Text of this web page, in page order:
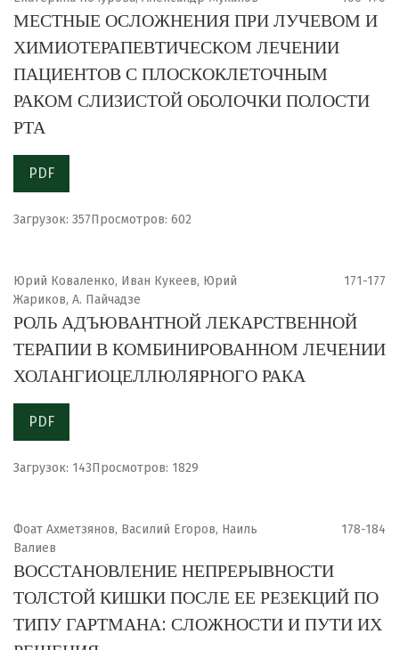
МЕСТНЫЕ ОСЛОЖНЕНИЯ ПРИ ЛУЧЕВОМ И
ХИМИОТЕРАПЕВТИЧЕСКОМ ЛЕЧЕНИИ
ПАЦИЕНТОВ С ПЛОСКОКЛЕТОЧНЫМ
РАКОМ СЛИЗИСТОЙ ОБОЛОЧКИ ПОЛОСТИ
РТА
PDF
Загрузок: 357Просмотров: 602
Юрий Коваленко, Иван Кукеев, Юрий
Жариков, А. Пайчадзе
171-177
РОЛЬ АДЪЮВАНТНОЙ ЛЕКАРСТВЕННОЙ
ТЕРАПИИ В КОМБИНИРОВАННОМ ЛЕЧЕНИИ
ХОЛАНГИОЦЕЛЛЮЛЯРНОГО РАКА
PDF
Загрузок: 143Просмотров: 1829
Фоат Ахметзянов, Василий Егоров, Наиль
Валиев
178-184
ВОССТАНОВЛЕНИЕ НЕПРЕРЫВНОСТИ
ТОЛСТОЙ КИШКИ ПОСЛЕ ЕЕ РЕЗЕКЦИЙ ПО
ТИПУ ГАРТМАНА: СЛОЖНОСТИ И ПУТИ ИХ